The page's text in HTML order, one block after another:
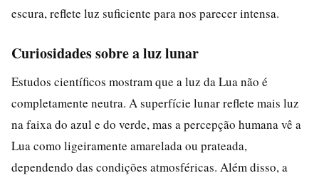
escura, reflete luz suficiente para nos parecer intensa.
Curiosidades sobre a luz lunar
Estudos científicos mostram que a luz da Lua não é
completamente neutra. A superfície lunar reflete mais luz
na faixa do azul e do verde, mas a percepção humana vê a
Lua como ligeiramente amarelada ou prateada,
dependendo das condições atmosféricas. Além disso, a